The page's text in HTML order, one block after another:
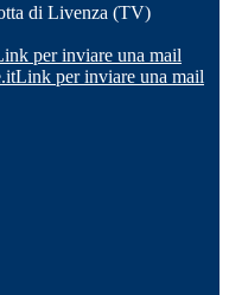
di Livenza (TV)
per inviare una mail
Link per inviare una mail